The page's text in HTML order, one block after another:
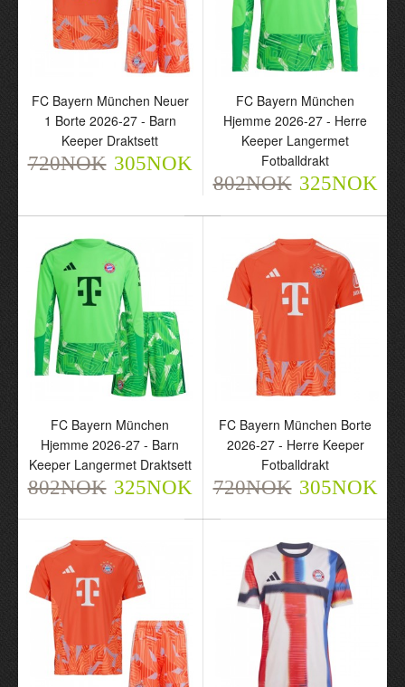
27 - Herre Keeper
Langermet Fotballdrakt
802NOK 325NOK
Herre Keeper
Fotballdrakt
720NOK 305NOK
FC Bayern München
Neuer 1 Borte 2026-27 -
Barn Keeper Draktsett
720NOK 305NOK
FC Bayern München
Hjemme 2026-27 - Herre
Keeper Langermet
Fotballdrakt
802NOK 325NOK
FC Bayern München
Hjemme 2026-27 - Barn
FC Bayern München
Borte 2026-27 - Herre
FC Bayern München Neuer
1 Borte 2026-27 - Barn
Keeper Draktsett
720NOK 305NOK
FC Bayern München
Hjemme 2026-27 - Herre
Keeper Langermet
Fotballdrakt
802NOK 325NOK
FC Bayern München
Hjemme 2026-27 - Barn
Keeper Langermet Draktsett
802NOK 325NOK
FC Bayern München Borte
2026-27 - Herre Keeper
Fotballdrakt
720NOK 305NOK